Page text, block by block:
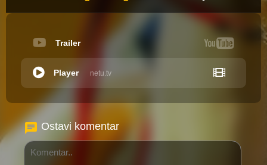
Trailer
netu.tv
Player
Ostavi komentar